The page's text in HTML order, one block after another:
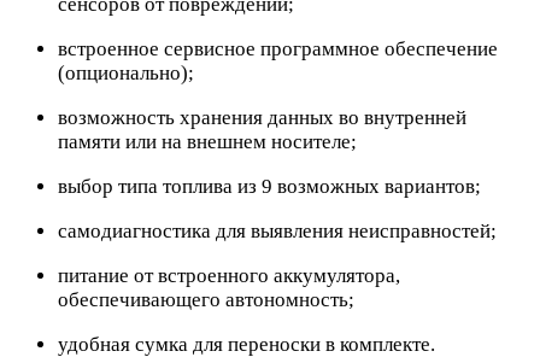
встроенное сервисное программное обеспечение
(опционально);
возможность хранения данных во внутренней
памяти или на внешнем носителе;
выбор типа топлива из 9 возможных вариантов;
самодиагностика для выявления неисправностей;
питание от встроенного аккумулятора,
обеспечивающего автономность;
удобная сумка для переноски в комплекте.